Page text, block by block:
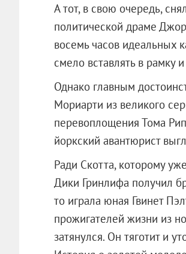
А тот, в свою очередь,
политической драме
восемь часов идеальных
смело вставлять в рамку
Однако главным
Мориарти из великого
перевоплощения Тома
йоркский авантюрист
Ради Скотта, которому
Дики Гринлифа получил
то играла юная Гвинет
прожигателей жизни из
затянулся. Он тяготит и